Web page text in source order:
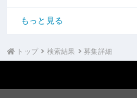
もっと見る
トップ 検索結果 募集詳細